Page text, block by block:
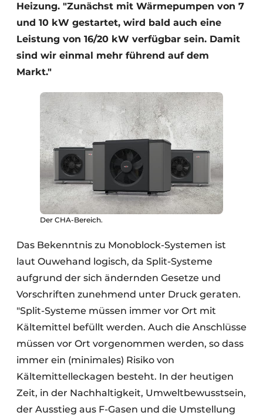
Heizung. "Zunächst mit Wärmepumpen von 7
und 10 kW gestartet, wird bald auch eine
Leistung von 16/20 kW verfügbar sein. Damit
sind wir einmal mehr führend auf dem
Markt."
Der CHA-Bereich.
Das Bekenntnis zu Monoblock-Systemen ist
laut Ouwehand logisch, da Split-Systeme
aufgrund der sich ändernden Gesetze und
Vorschriften zunehmend unter Druck geraten.
"Split-Systeme müssen immer vor Ort mit
Kältemittel befüllt werden. Auch die Anschlüsse
müssen vor Ort vorgenommen werden, so dass
immer ein (minimales) Risiko von
Kältemittelleckagen besteht. In der heutigen
Zeit, in der Nachhaltigkeit, Umweltbewusstsein,
der Ausstieg aus F-Gasen und die Umstellung